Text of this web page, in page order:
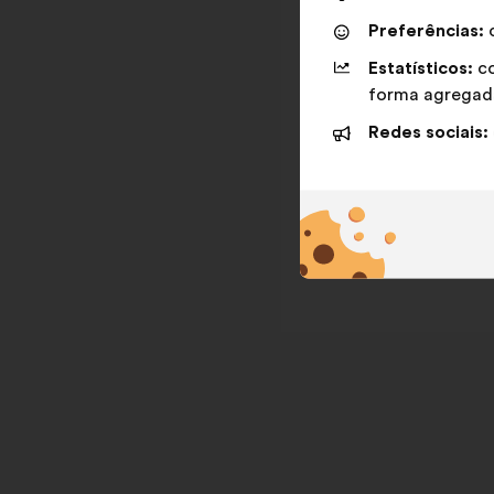
Preferências:
Estatísticos:
forma
Redes sociais: